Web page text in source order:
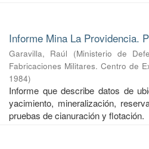
Informe Mina La Providencia.
Garavilla, Raúl (Ministerio de
Fabricaciones Militares. Centro de
1984)
Informe que describe datos de
yacimiento, mineralización,
pruebas de cianuración y flotación.